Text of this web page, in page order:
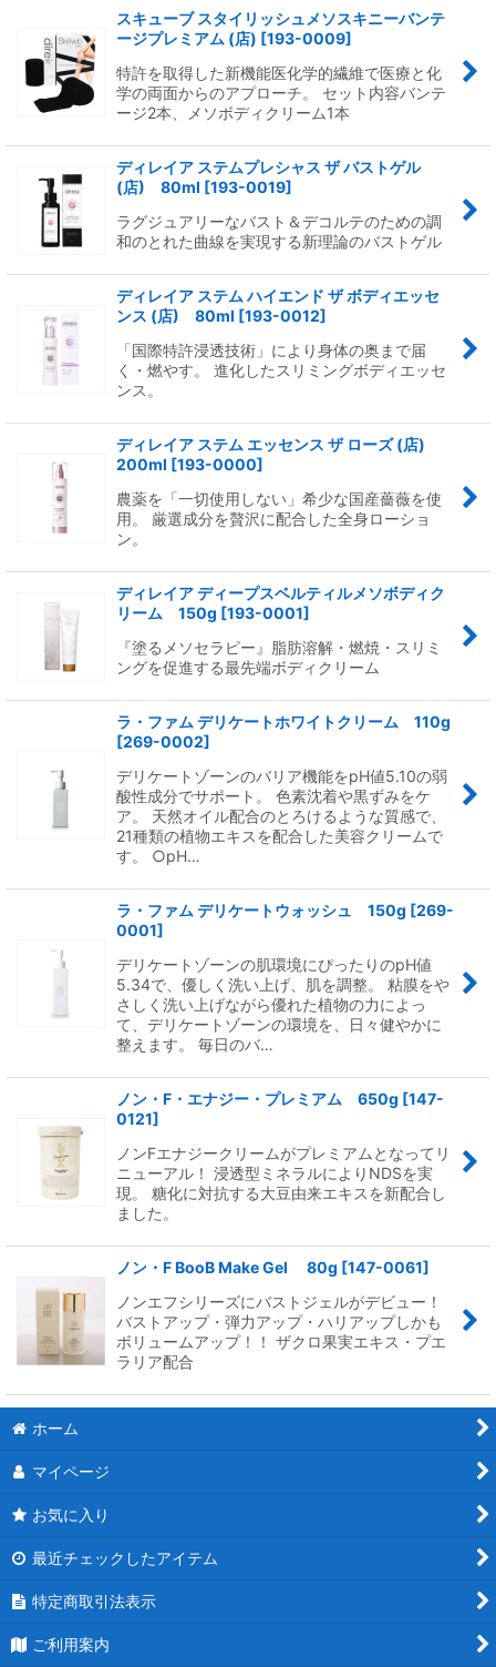
スキューブ スタイリッシュメソスキニーバンテ
ージプレミアム (店) [193-0009]
特許を取得した新機能医化学的繊維で医療と化
学の両面からのアプローチ。 セット内容バンテ
ージ2本、メソボディクリーム1本
ディレイア ステムプレシャス ザ バストゲル
(店) 80ml [193-0019]
ラグジュアリーなバスト＆デコルテのための調
和のとれた曲線を実現する新理論のバストゲル
ディレイア ステム ハイエンド ザ ボディエッセ
ンス (店) 80ml [193-0012]
「国際特許浸透技術」により身体の奥まで届
く・燃やす。 進化したスリミングボディエッセ
ンス。
ディレイア ステム エッセンス ザ ローズ (店)
200ml [193-0000]
農薬を「一切使用しない」希少な国産薔薇を使
用。 厳選成分を贅沢に配合した全身ローショ
ン。
ディレイア ディープスベルティルメソボディク
リーム 150g [193-0001]
『塗るメソセラピー』脂肪溶解・燃焼・スリミ
ングを促進する最先端ボディクリーム
ラ・ファム デリケートホワイトクリーム 110g
[269-0002]
デリケートゾーンのバリア機能をpH値5.10の弱
酸性成分でサポート。 色素沈着や黒ずみをケ
ア。 天然オイル配合のとろけるような質感で、
21種類の植物エキスを配合した美容クリームで
す。 ○pH…
ラ・ファム デリケートウォッシュ 150g [269-
0001]
デリケートゾーンの肌環境にぴったりのpH値
5.34で、優しく洗い上げ、肌を調整。 粘膜をや
さしく洗い上げながら優れた植物の力によっ
て、デリケートゾーンの環境を、日々健やかに
整えます。 毎日のバ…
ノン・F・エナジー・プレミアム 650g [147-
0121]
ノンFエナジークリームがプレミアムとなってリ
ニューアル！ 浸透型ミネラルによりNDSを実
現。 糖化に対抗する大豆由来エキスを新配合し
ました。
ノン・F BooB Make Gel 80g [147-0061]
ノンエフシリーズにバストジェルがデビュー！
バストアップ・弾力アップ・ハリアップしかも
ボリュームアップ！！ ザクロ果実エキス・プエ
ラリア配合
ホーム
マイページ
お気に入り
最近チェックしたアイテム
特定商取引法表示
ご利用案内